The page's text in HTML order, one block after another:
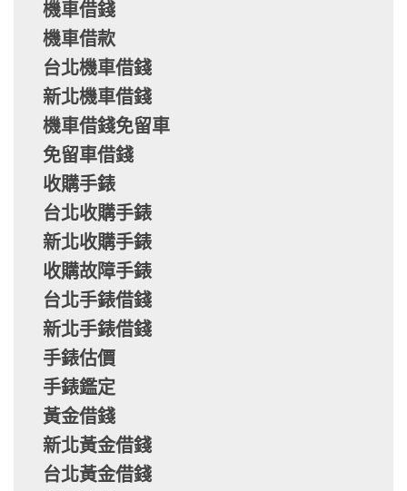
機車借錢
機車借款
台北機車借錢
新北機車借錢
機車借錢免留車
免留車借錢
收購手錶
台北收購手錶
新北收購手錶
收購故障手錶
台北手錶借錢
新北手錶借錢
手錶估價
手錶鑑定
黃金借錢
新北黃金借錢
台北黃金借錢